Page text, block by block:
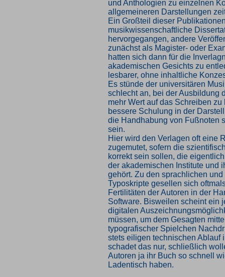
und Anthologien zu einzelnen
allgemeineren Darstellungen
Ein Großteil dieser
musikwissenschaftliche
hervorgegangen, andere
zunächst als Magister- oder
hatten sich dann für die
akademischen Gesichts zu
lesbarer, ohne inhaltliche
Es stünde der universitären
schlecht an, bei der Ausbildung
mehr Wert auf das Schreiben
bessere Schulung in der
die Handhabung von Fußnoten
sein.
Hier wird den Verlagen oft eine
zugemutet, sofern die
korrekt sein sollen, die
der akademischen Institute und
gehört. Zu den sprachlichen
Typoskripte gesellen sich
Fertilitäten der Autoren in der
Software. Bisweilen scheint ein
digitalen
müssen, um dem Gesagten
typografischer Spielchen
stets eiligen technischen Ablauf
schadet das nur, schließlich
Autoren ja ihr Buch so schnell
Ladentisch haben.